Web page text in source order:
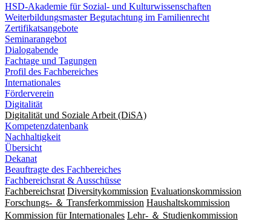
HSD-Akademie für Sozial- und Kulturwissenschaften
Weiterbildungsmaster Begutachtung im Familienrecht
Zertifikatsangebote
Seminarangebot
Dialogabende
Fachtage und Tagungen
Profil des Fachbereiches
Internationales
Förderverein
Digitalität
Digitalität und Soziale Arbeit (DiSA)
Kompetenzdatenbank
Nachhaltigkeit
Übersicht
Dekanat
Beauftragte des Fachbereiches
Fachbereichsrat & Ausschüsse
Fachbereichsrat Diversitykommission Evaluationskommission
Forschungs- ＆ Transferkommission Haushaltskommission
Kommission für Internationales Lehr- ＆ Studienkommission